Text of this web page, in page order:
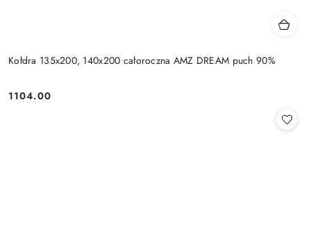
Kołdra 135x200, 140x200 całoroczna AMZ DREAM puch 90%
Cena:
1104.00